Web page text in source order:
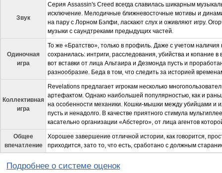
Звук
Серия Assassin's Creed всегда славилась шикарным
исключение. Мелодичные ближневосточные мотивы и
на пару с Лорном Бэлфи, ласкают слух и оживляют игру.
музыки с саундтреками предыдущих частей.
Одиночная
игра
То же «Братство», только в профиль. Даже с учетом
сохранилась: интриги, расследования, убийства и копание
вот вставки от лица Альтаира и Дезмонда пусть и
разнообразие. Беда в том, что следить за историей
Коллективная
игра
Revelations предлагает игрокам несколько
артефактом. Однако наибольшей популярностью, как и
на особенности механики. Кошки-мышки между убийцами и
пусть и ненадолго. В качестве приятного стимула
касательно организации «Абстерго», от лица агентов
Общее
впечатление
Хорошее завершение отличной истории, как говорится,
приходится, зато то, что есть, сработано с должным
Подробнее о системе оценок